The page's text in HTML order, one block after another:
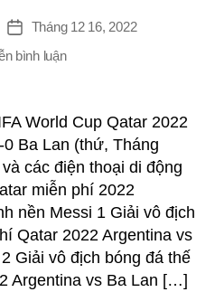
Ngay
gưỉ
Tháng 12 16, 2022
bình luậnTRÊN
Hình
Messi
HD
cho
iPhone
&
Điện
thoại
World Cup Qatar 2022
Ba Lan (thứ, Tháng
các điện thoại di động
miễn phí 2022
nền Messi 1 Giải vô địch
Qatar 2022 Argentina vs
Giải vô địch bóng đá thế
Argentina vs Ba Lan […]